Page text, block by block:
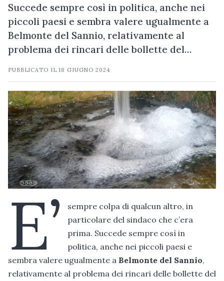
Succede sempre così in politica, anche nei
piccoli paesi e sembra valere ugualmente a
Belmonte del Sannio, relativamente al
problema dei rincari delle bollette del…
PUBBLICATO IL18 GIUGNO 2024
E’
sempre colpa di qualcun altro, in
particolare del sindaco che c’era
prima. Succede sempre così in
politica, anche nei piccoli paesi e
sembra valere ugualmente a Belmonte del Sannio,
relativamente al problema dei rincari delle bollette del